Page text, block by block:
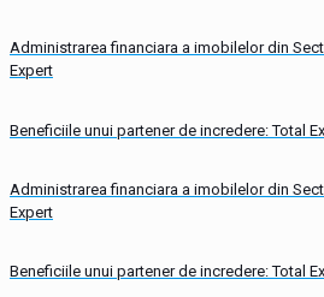
Administrarea financiara a imobilelor din
Expert
Beneficiile unui partener de incredere: Total
Administrarea financiara a imobilelor din
Expert
Beneficiile unui partener de incredere: Total